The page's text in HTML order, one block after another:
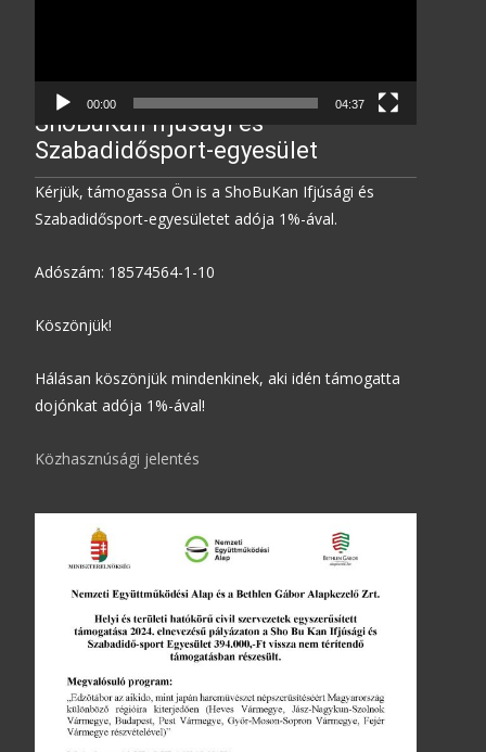
00:00 04:37
ShoBuKan Ifjúsági és
Szabadidősport-egyesület
Kérjük, támogassa Ön is a ShoBuKan Ifjúsági és
Szabadidősport-egyesületet adója 1%-ával.
Adószám: 18574564-1-10
Köszönjük!
Hálásan köszönjük mindenkinek, aki idén támogatta
dojónkat adója 1%-ával!
Közhasznúsági jelentés